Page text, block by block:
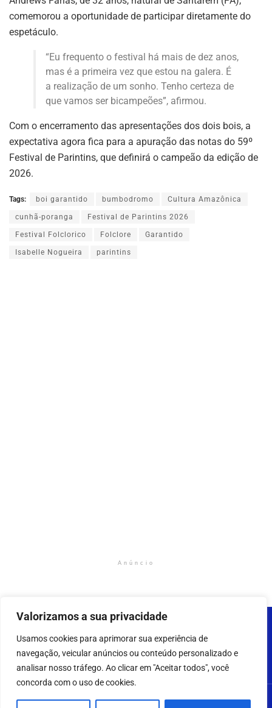
Valorizamos a sua privacidade
Usamos cookies para aprimorar sua experiência de
navegação, veicular anúncios ou conteúdo personalizado e
analisar nosso tráfego. Ao clicar em "Aceitar todos", você
concorda com o uso de cookies.
comemorou a oportunidade de participar diretamente do
espetáculo.
“Eu frequento o festival há mais de dez anos,
mas é a primeira vez que estou na galera. É
a realização de um sonho. Tenho certeza de
que vamos ser bicampeões”, afirmou.
Com o encerramento das apresentações dos dois bois, a
expectativa agora fica para a apuração das notas do 59º
Festival de Parintins, que definirá o campeão da edição de
2026.
Tags: boi garantido bumbodromo Cultura Amazônica
cunhã-poranga Festival de Parintins 2026
Festival Folclorico Folclore Garantido
Isabelle Nogueira parintins
Anúncio